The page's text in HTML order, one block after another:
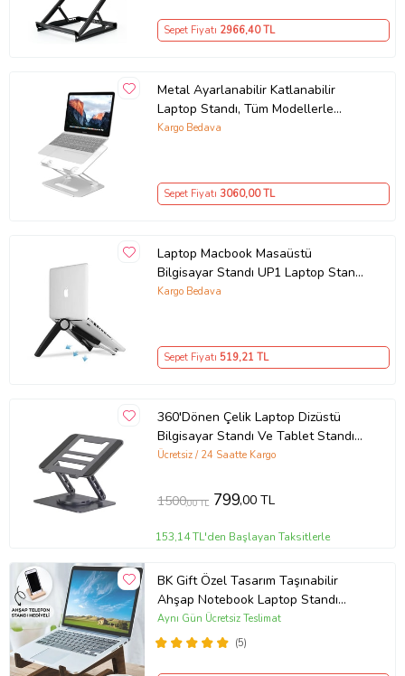
Sepet Fiyatı 2966,40 TL
Metal Ayarlanabilir Katlanabilir
Laptop Standı, Tüm Modellerle
Uyumlu
Kargo Bedava
Sepet Fiyatı 3060,00 TL
Laptop Macbook Masaüstü
Bilgisayar Standı UP1 Laptop Standı
(Siyah)
Kargo Bedava
Sepet Fiyatı 519,21 TL
360'Dönen Çelik Laptop Dizüstü
Bilgisayar Standı Ve Tablet Standı
Ayaklık Katlanabilir Ergonomik
Ücretsiz / 24 Saatte Kargo
1500,00 TL 799,00 TL
153,14 TL'den Başlayan Taksitlerle
BK Gift Özel Tasarım Taşınabilir
Ahşap Notebook Laptop Standı
(Ahşap Telefon Standı Hediyeli)
(5)
Aynı Gün Ücretsiz Teslimat